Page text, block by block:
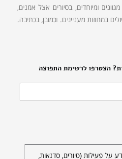
הצטרפו לרשימת התפוצה
על פעילות (סיורים, סדנאות,
ומיוחדים, בסיורים אצל אמנים,
במחוזות מעניינים. וכמובן, בכתיבה.